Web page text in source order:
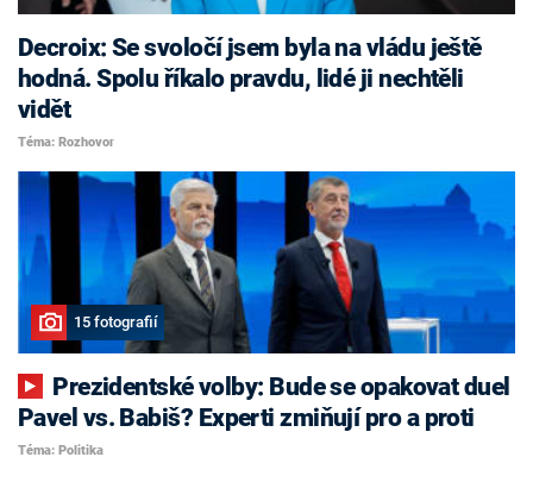
Decroix: Se svoločí jsem byla na vládu ještě
hodná. Spolu říkalo pravdu, lidé ji nechtěli
vidět
Téma: Rozhovor
15 fotografií
Pavel vs. Babiš? Experti zmiňují pro a proti
Téma: Politika